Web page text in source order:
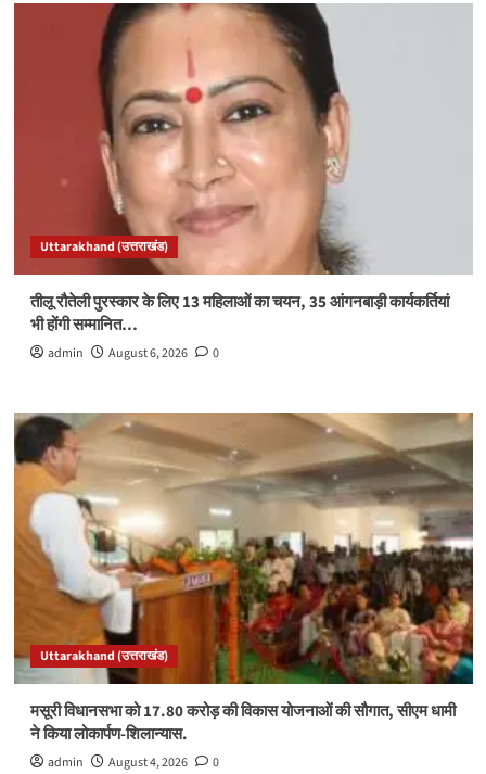
Uttarakhand (उत्तराखंड)
तीलू रौतेली पुरस्कार के लिए 13 महिलाओं का चयन, 35 आंगनबाड़ी कार्यकर्तियां
भी होंगी सम्मानित…
admin August 6, 2026 0
Uttarakhand (उत्तराखंड)
मसूरी विधानसभा को 17.80 करोड़ की विकास योजनाओं की सौगात, सीएम धामी
ने किया लोकार्पण-शिलान्यास.
admin August 4, 2026 0